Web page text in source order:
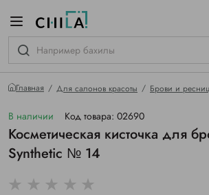
Главная Для салонов красоты Брови и
В наличии Код товара: 02690
Косметическая кисточка для
Synthetic № 14
гамме